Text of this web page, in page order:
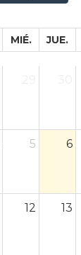
MIÉ. JUE.
5 6
12 13